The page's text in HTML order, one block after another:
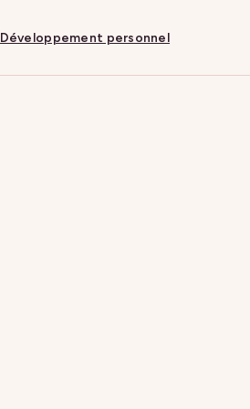
Développement personnel